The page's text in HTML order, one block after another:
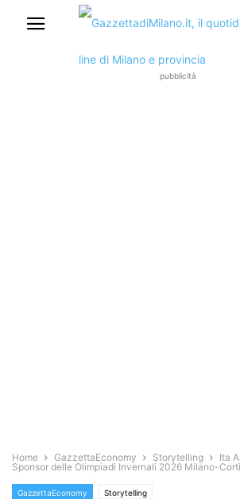
pubblicità
Home GazzettaEconomy Storytelling
Ita
Sponsor delle Olimpiadi Invernali 2026 Milano-
GazzettaEconomy Storytelling